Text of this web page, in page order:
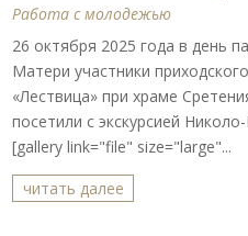
Работа с молодежью
26 октября 2025 года в день
Матери участники
«Лествица» при храме
посетили с экскурсией
[gallery link="file" size="large"...
читать далее